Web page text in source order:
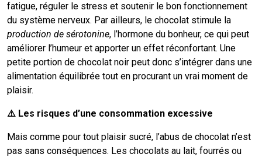
fatigue, réguler le stress et soutenir le bon fonctionnement
du système nerveux. Par ailleurs, le chocolat stimule la
production de sérotonine, l’hormone du bonheur, ce qui peut
améliorer l’humeur et apporter un effet réconfortant. Une
petite portion de chocolat noir peut donc s’intégrer dans une
alimentation équilibrée tout en procurant un vrai moment de
plaisir.
⚠️ Les risques d’une consommation excessive
Mais comme pour tout plaisir sucré, l’abus de chocolat n’est
pas sans conséquences. Les chocolats au lait, fourrés ou